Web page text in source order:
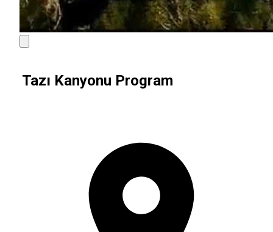
Tazı Kanyonu Program